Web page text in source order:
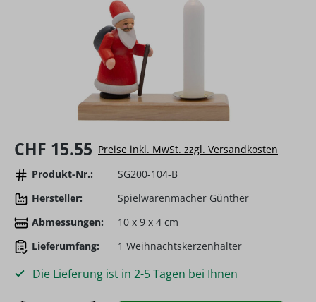
Regulärer Preis:
CHF 15.55 Preise inkl. MwSt. zzgl. Versandkosten
Produkt-Nr.:
SG200-104-B
Hersteller:
Spielwarenmacher Günther
Abmessungen:
10 x 9 x 4 cm
Lieferumfang:
1 Weihnachtskerzenhalter
Die Lieferung ist in 2-5 Tagen bei Ihnen